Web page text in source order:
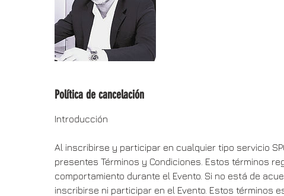
Política de cancelación
Introducción
Al inscribirse y participar en cualquier tipo servicio
presentes Términos y Condiciones. Estos términos
comportamiento durante el Evento. Si no está de
inscribirse ni participar en el Evento. Estos términos